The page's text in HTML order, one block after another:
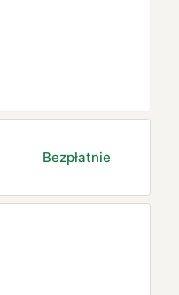
Bezpłatnie